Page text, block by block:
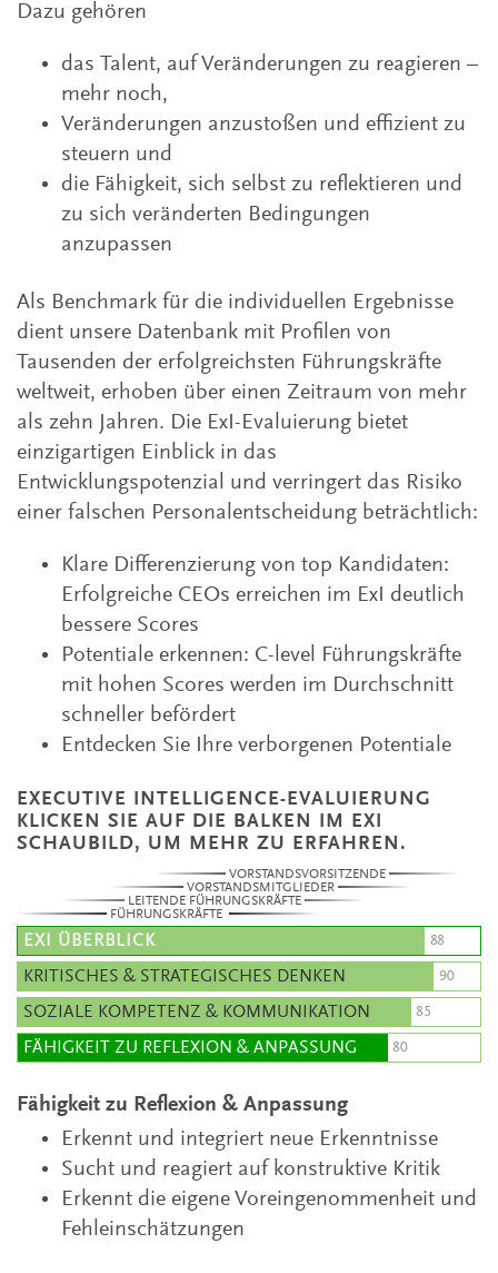
Dazu gehören
das Talent, auf Veränderungen zu reagieren –
mehr noch,
Veränderungen anzustoßen und effizient zu
steuern und
die Fähigkeit, sich selbst zu reflektieren und
zu sich veränderten Bedingungen
anzupassen
Als Benchmark für die individuellen Ergebnisse
dient unsere Datenbank mit Profilen von
Tausenden der erfolgreichsten Führungskräfte
weltweit, erhoben über einen Zeitraum von mehr
als zehn Jahren. Die ExI-Evaluierung bietet
einzigartigen Einblick in das
Entwicklungspotenzial und verringert das Risiko
einer falschen Personalentscheidung beträchtlich:
Klare Differenzierung von top Kandidaten:
Erfolgreiche CEOs erreichen im ExI deutlich
bessere Scores
Potentiale erkennen: C-level Führungskräfte
mit hohen Scores werden im Durchschnitt
schneller befördert
Entdecken Sie Ihre verborgenen Potentiale
EXECUTIVE INTELLIGENCE-EVALUIERUNG
KLICKEN SIE AUF DIE BALKEN IM EXI
SCHAUBILD, UM MEHR ZU ERFAHREN.
VORSTANDSVORSITZENDE
VORSTANDSMITGLIEDER
LEITENDE FÜHRUNGSKRÄFTE
FÜHRUNGSKRÄFTE
EXI ÜBERBLICK
KRITISCHES & STRATEGISCHES DENKEN
SOZIALE KOMPETENZ & KOMMUNIKATION
FÄHIGKEIT ZU REFLEXION & ANPASSUNG
Fähigkeit zu Reflexion & Anpassung
Erkennt und integriert neue Erkenntnisse
Sucht und reagiert auf konstruktive Kritik
Erkennt die eigene Voreingenommenheit und
Fehleinschätzungen